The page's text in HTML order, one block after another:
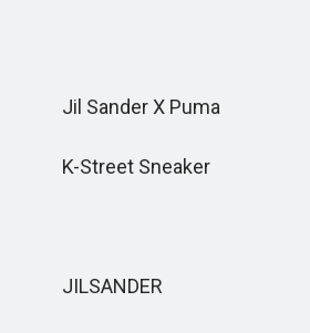
Jil Sander X Puma
K-Street Sneaker
JILSANDER